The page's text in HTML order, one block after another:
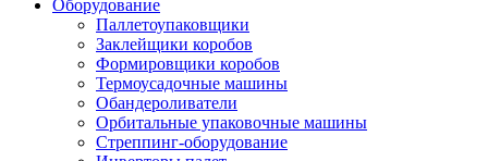
Оборудование
Паллетоупаковщики
Заклейщики коробов
Формировщики коробов
Термоусадочные машины
Обандероливатели
Орбитальные упаковочные машины
Стреппинг-оборудование